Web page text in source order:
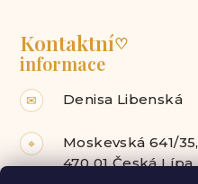
Kontaktní♡
informace
✉ Denisa Libenská
⌖
Moskevská 641/35,
470 01 Česká Lípa